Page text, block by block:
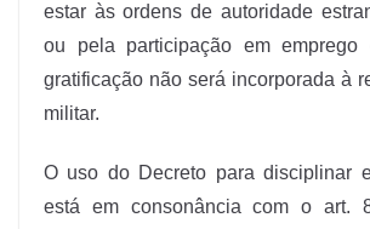
estar às ordens de autoridade
ou pela participação em emprego
gratificação não será incorporada à
militar.
O uso do Decreto para disciplinar
está em consonância com o art.